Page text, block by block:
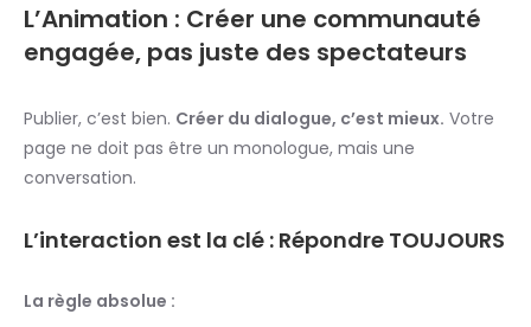
L’Animation : Créer une communauté
engagée, pas juste des spectateurs
Publier, c’est bien. Créer du dialogue, c’est mieux. Votre
page ne doit pas être un monologue, mais une
conversation.
L’interaction est la clé : Répondre TOUJOURS
La règle absolue :